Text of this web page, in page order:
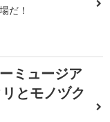
だ！
ミュージア
とモノヅク